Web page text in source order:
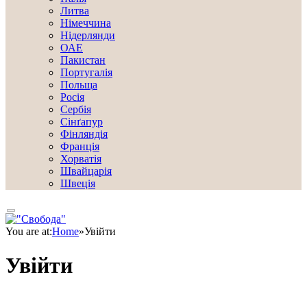
Литва
Німеччина
Нідерлянди
ОАЕ
Пакистан
Португалія
Польща
Росія
Сербія
Сінґапур
Фінляндія
Франція
Хорватія
Швайцарія
Швеція
You are at:Home»Увійти
Увійти